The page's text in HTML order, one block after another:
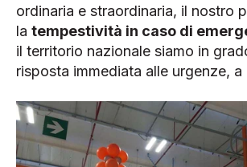
ordinaria e straordinaria, il nostro
la tempestività in caso di
il territorio nazionale siamo in
risposta immediata alle urgenze,